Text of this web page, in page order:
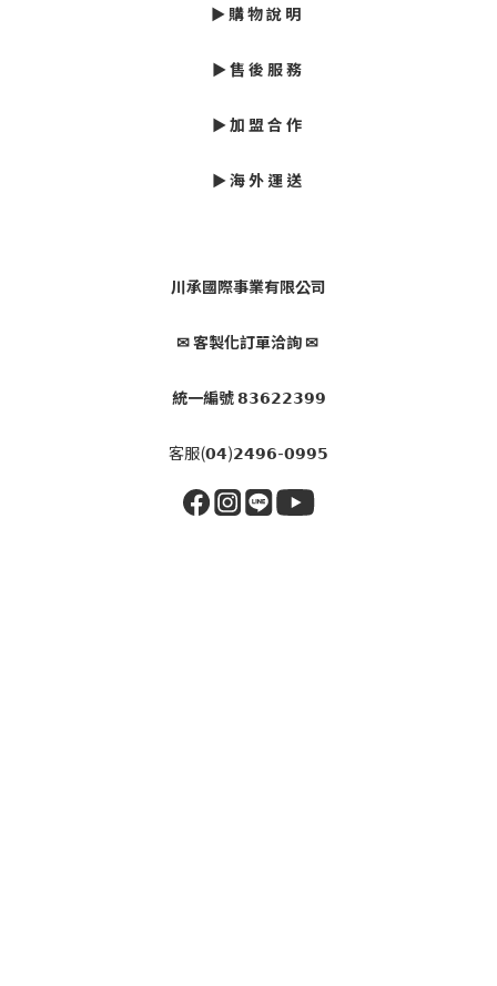
► 購 物 說 明
► 售 後 服 務
► 加 盟 合 作
► 海 外 運 送
川承國際事業有限公司
✉ 客製化訂單洽詢 ✉
統一編號 𝟴𝟯𝟲𝟮𝟮𝟯𝟵𝟵
客服(𝟬𝟰)𝟮𝟰𝟵𝟲-𝟬𝟵𝟵𝟱